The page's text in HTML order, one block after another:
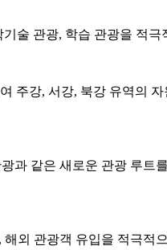
술 관광, 학습 관광을 적
주강, 서강, 북강 유역의
과 같은 새로운 관광 루
외 관광객 유입을 적극